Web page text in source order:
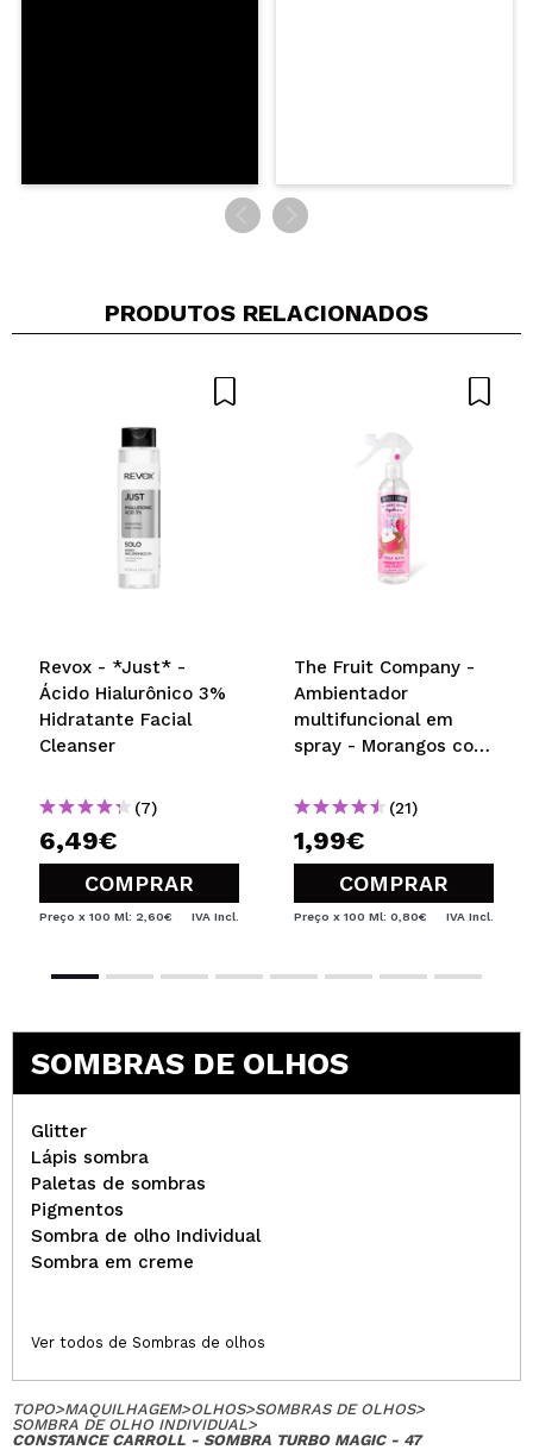
PRODUTOS RELACIONADOS
Revox - *Just* -
Ácido Hialurônico 3%
Hidratante Facial
Cleanser
(7)
6,49€
COMPRAR
Preço x 100 Ml: 2,60€ IVA Incl.
The Fruit Company -
Ambientador
multifuncional em
spray - Morangos com
(21)
1,99€
COMPRAR
Preço x 100 Ml: 0,80€ IVA Incl.
SOMBRAS DE OLHOS
Glitter
Lápis sombra
Paletas de sombras
Pigmentos
Sombra de olho Individual
Sombra em creme
Ver todos de Sombras de olhos
TOPO>MAQUILHAGEM>OLHOS>SOMBRAS DE OLHOS>
SOMBRA DE OLHO INDIVIDUAL>
CONSTANCE CARROLL - SOMBRA TURBO MAGIC - 47